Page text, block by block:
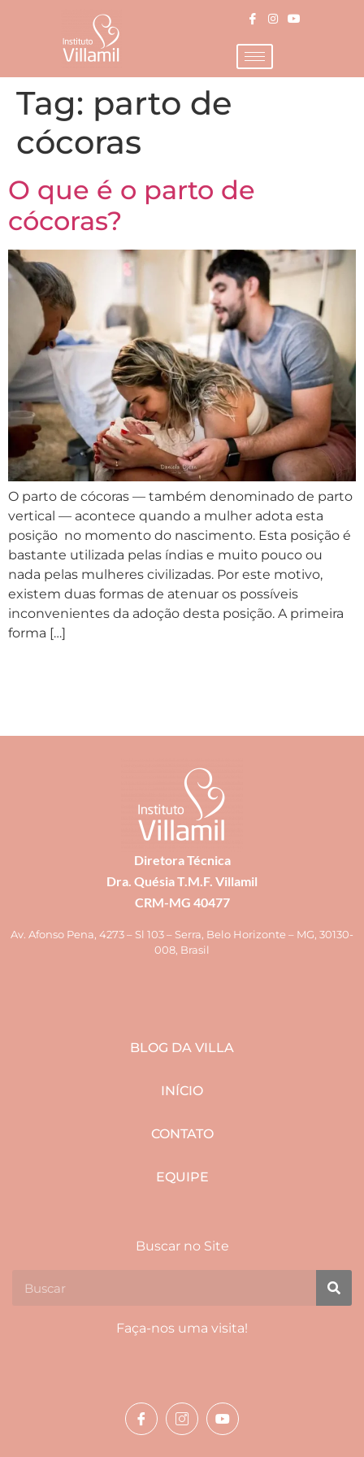
Tag: parto de
cócoras
O que é o parto de
cócoras?
O parto de cócoras — também denominado de parto
vertical — acontece quando a mulher adota esta
posição no momento do nascimento. Esta posição é
bastante utilizada pelas índias e muito pouco ou
nada pelas mulheres civilizadas. Por este motivo,
existem duas formas de atenuar os possíveis
inconvenientes da adoção desta posição. A primeira
forma […]
Diretora Técnica
Dra. Quésia T.M.F. Villamil
CRM-MG 40477
Av. Afonso Pena, 4273 – Sl 103 – Serra, Belo Horizonte – MG, 30130-
008, Brasil
BLOG DA VILLA
INÍCIO
CONTATO
EQUIPE
Buscar no Site
Faça-nos uma visita!